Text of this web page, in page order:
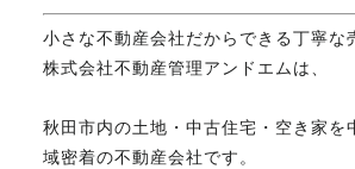
小さな不動産会社だからできる丁寧な
株式会社不動産管理アンドエムは、
秋田市内の土地・中古住宅・空き家を
域密着の不動産会社です。